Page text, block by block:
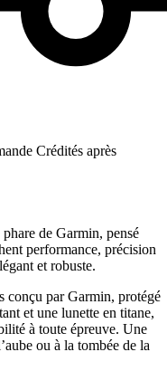
Crédités après
de Garmin, pensé
performance, précision
et robuste.
par Garmin, protégé
et une lunette en titane,
à toute épreuve. Une
ou à la tombée de la